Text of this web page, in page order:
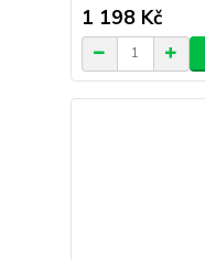
1 198 Kč